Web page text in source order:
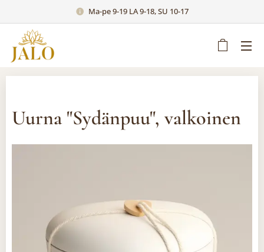
Ma-pe 9-19 LA 9-18, SU 10-17
Uurna "Sydänpuu", valkoinen